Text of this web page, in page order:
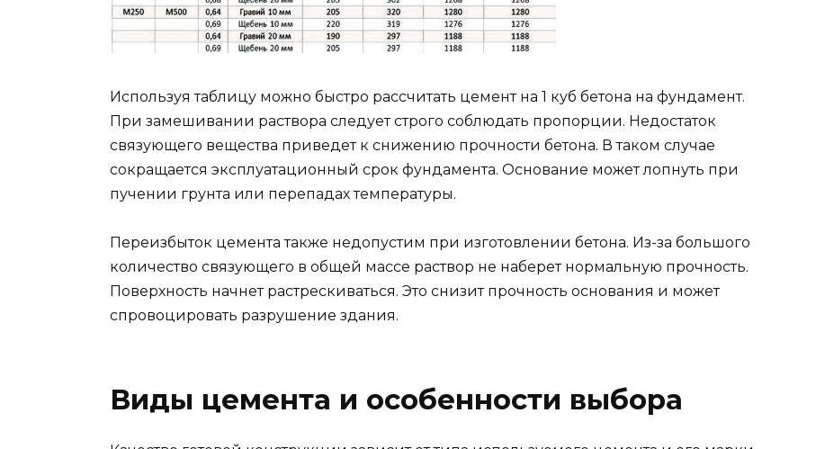
Используя таблицу можно быстро рассчитать цемент на 1 куб бетона на фундамент.
При замешивании раствора следует строго соблюдать пропорции. Недостаток
связующего вещества приведет к снижению прочности бетона. В таком случае
сокращается эксплуатационный срок фундамента. Основание может лопнуть при
пучении грунта или перепадах температуры.
Переизбыток цемента также недопустим при изготовлении бетона. Из-за большого
количество связующего в общей массе раствор не наберет нормальную прочность.
Поверхность начнет растрескиваться. Это снизит прочность основания и может
спровоцировать разрушение здания.
Виды цемента и особенности выбора